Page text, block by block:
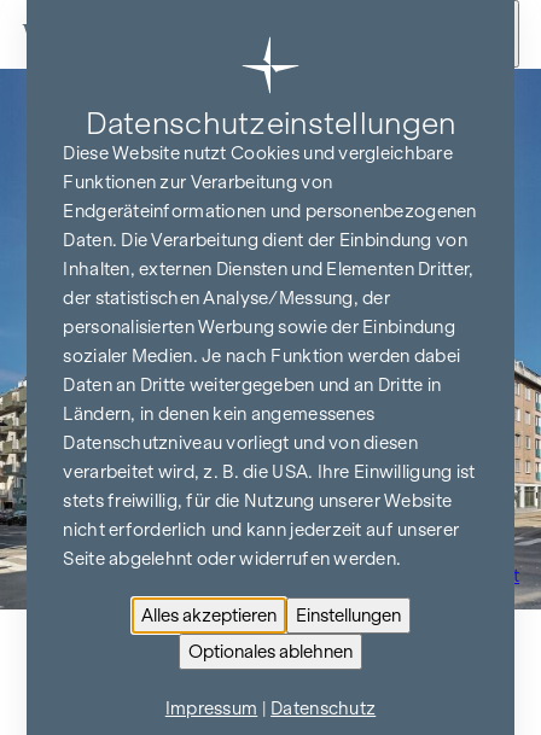
Zum Inhalt springen
Zur Projektübersicht
ARNDTSTRASSE 50
Datenschutz­einstellungen
Diese Website nutzt Cookies und vergleichbare
Funktionen zur Verarbeitung von
Endgeräteinformationen und personenbezogenen
Daten. Die Verarbeitung dient der Einbindung von
Inhalten, externen Diensten und Elementen Dritter,
der statistischen Analyse/Messung, der
personalisierten Werbung sowie der Einbindung
sozialer Medien. Je nach Funktion werden dabei
Daten an Dritte weitergegeben und an Dritte in
Ländern, in denen kein angemessenes
Datenschutzniveau vorliegt und von diesen
verarbeitet wird, z. B. die USA. Ihre Einwilligung ist
stets freiwillig, für die Nutzung unserer Website
nicht erforderlich und kann jederzeit auf unserer
Seite abgelehnt oder widerrufen werden.
Alles akzeptieren
Einstellungen
Optionales ablehnen
Impressum Datenschutz